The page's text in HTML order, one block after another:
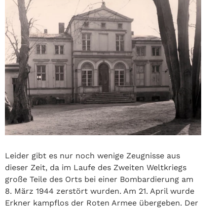
Leider gibt es nur noch wenige Zeugnisse aus
dieser Zeit, da im Laufe des Zweiten Weltkriegs
große Teile des Orts bei einer Bombardierung am
8. März 1944 zerstört wurden. Am 21. April wurde
Erkner kampflos der Roten Armee übergeben. Der